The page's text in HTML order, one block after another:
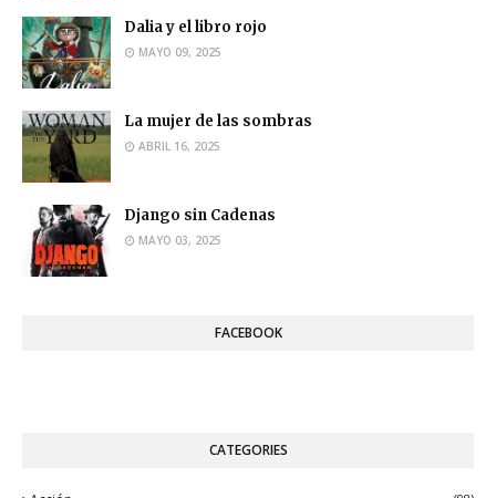
Dalia y el libro rojo
MAYO 09, 2025
La mujer de las sombras
ABRIL 16, 2025
Django sin Cadenas
MAYO 03, 2025
FACEBOOK
CATEGORIES